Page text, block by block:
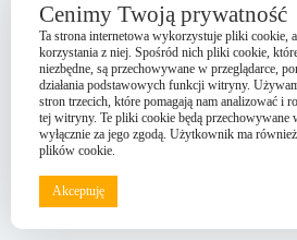
Cenimy Twoją prywatność
Ta strona internetowa wykorzystuje pliki cookie,
korzystania z niej. Spośród nich pliki cookie,
niezbędne, są przechowywane w przeglądarce,
działania podstawowych funkcji witryny.
stron trzecich, które pomagają nam analizować i
tej witryny. Te pliki cookie będą przechowywane
wyłącznie za jego zgodą. Użytkownik ma
plików cookie.
Akceptuję